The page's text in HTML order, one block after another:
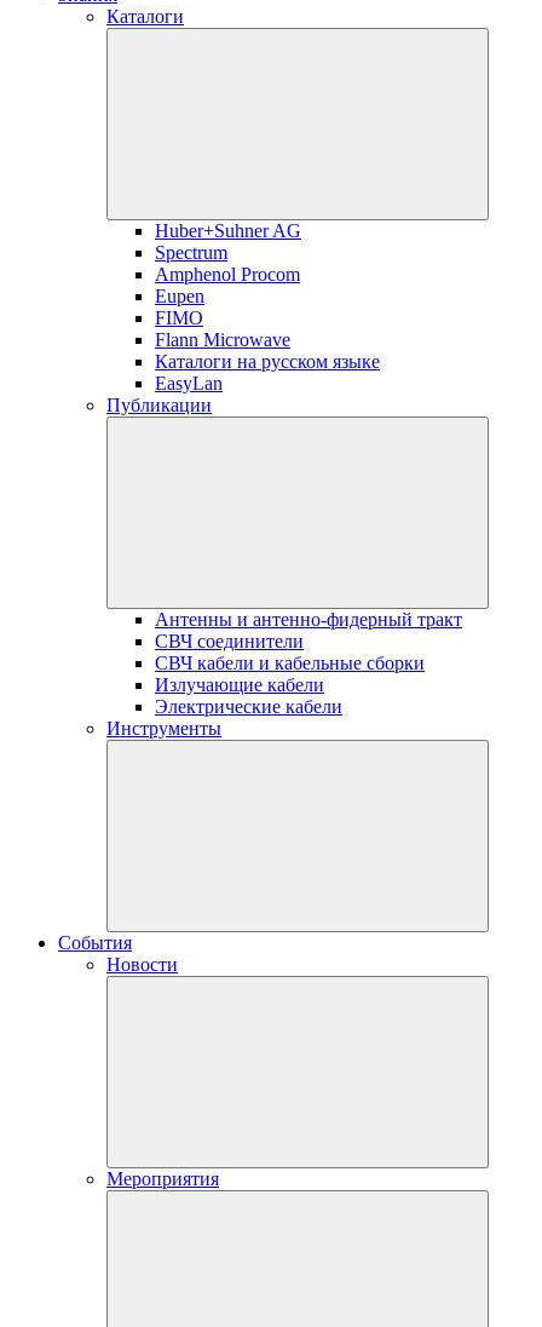
Каталоги
Huber+Suhner AG
Spectrum
Amphenol Procom
Eupen
FIMO
Flann Microwave
Каталоги на русском языке
EasyLan
Публикации
Антенны и антенно-фидерный тракт
СВЧ соединители
СВЧ кабели и кабельные сборки
Излучающие кабели
Электрические кабели
Инструменты
События
Новости
Мероприятия